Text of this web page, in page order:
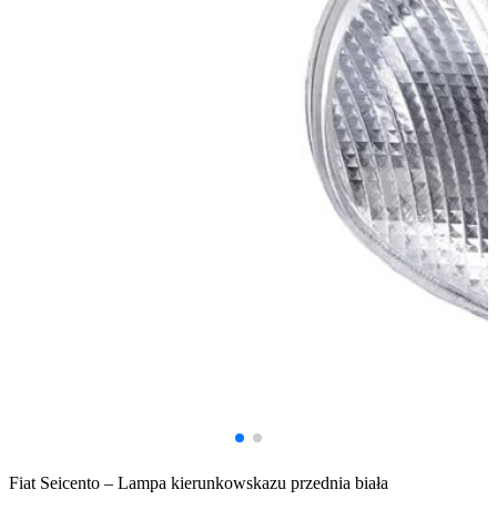
Fiat Seicento – Lampa kierunkowskazu przednia biała